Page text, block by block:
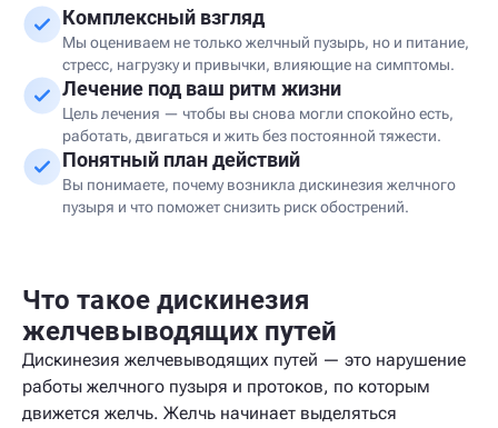
Комплексный взгляд
Мы оцениваем не только желчный пузырь, но и питание,
стресс, нагрузку и привычки, влияющие на симптомы.
Лечение под ваш ритм жизни
Цель лечения — чтобы вы снова могли спокойно есть,
работать, двигаться и жить без постоянной тяжести.
Понятный план действий
Вы понимаете, почему возникла дискинезия желчного
пузыря и что поможет снизить риск обострений.
Что такое дискинезия
желчевыводящих путей
Дискинезия желчевыводящих путей — это нарушение
работы желчного пузыря и протоков, по которым
движется желчь. Желчь начинает выделяться